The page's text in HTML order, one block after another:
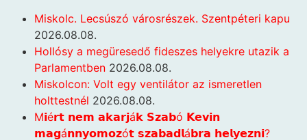
Miskolc. Lecsúszó városrészek. Szentpéteri kapu
2026.08.08.
Hollósy a megüresedő fideszes helyekre utazik a
Parlamentben 2026.08.08.
Miskolcon: Volt egy ventilátor az ismeretlen
holttestnél 2026.08.08.
M𝗶é𝗿𝘁 𝗻𝗲𝗺 𝗮𝗸𝗮𝗿𝗷á𝗸 𝗦𝘇𝗮𝗯ó 𝗞𝗲𝘃𝗶𝗻
𝗺𝗮𝗴á𝗻𝗻𝘆𝗼𝗺𝗼𝘇ó𝘁 𝘀𝘇𝗮𝗯𝗮𝗱𝗹á𝗯𝗿𝗮 𝗵𝗲𝗹𝘆𝗲𝘇𝗻𝗶?